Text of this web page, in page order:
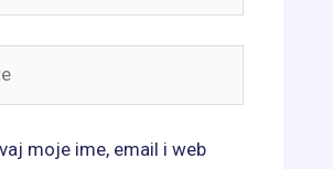
moje ime, email i web